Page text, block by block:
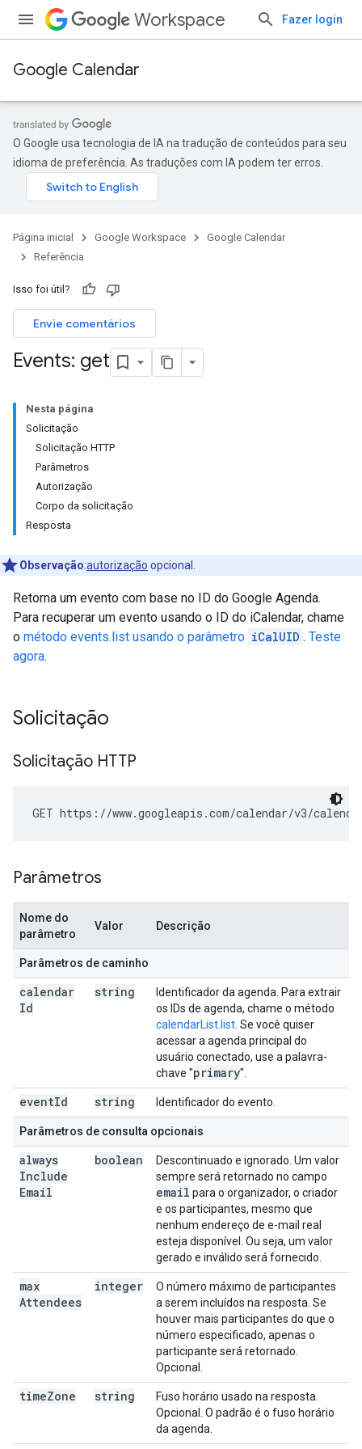
Workspace Fazer login
Google Calendar
O Google usa tecnologia de IA na tradução de conteúdos para seu
idioma de preferência. As traduções com IA podem ter erros.
Página inicial Google Workspace
Google Calendar
Referência
Isso foi útil?
Envie comentários
Events: get
Nesta página
Solicitação
Solicitação HTTP
Parâmetros
Autorização
Corpo da solicitação
Resposta
Observação:autorização opcional.
Retorna um evento com base no ID do Google Agenda.
Para recuperar um evento usando o ID do iCalendar, chame
o método events.list usando o parâmetro iCalUID . Teste
agora.
Solicitação
Solicitação HTTP
GET https://www.googleapis.com/calendar/v3/
Parâmetros
Nome do
parâmetro
Valor Descrição
Parâmetros de caminho
calendar
Id
string
Identificador da agenda. Para extrair
os IDs de agenda, chame o método
calendarList.list . Se você quiser
acessar a agenda principal do
usuário conectado, use a palavra-
chave "primary".
eventId string Identificador do evento.
Parâmetros de consulta opcionais
always
Include
Email
boolean
Descontinuado e ignorado. Um valor
sempre será retornado no campo
email para o organizador, o criador
e os participantes, mesmo que
nenhum endereço de e-mail real
esteja disponível. Ou seja, um valor
gerado e inválido será fornecido.
max
Attendees
integer
O número máximo de participantes
a serem incluídos na resposta. Se
houver mais participantes do que o
número especificado, apenas o
participante será retornado.
Opcional.
timeZone string
Fuso horário usado na resposta.
Opcional. O padrão é o fuso horário
da agenda.